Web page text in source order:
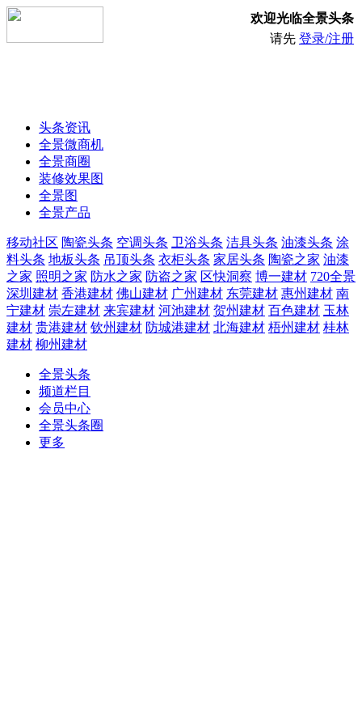
欢迎光临全景头条
请先 登录/注册
头条资讯
全景微商机
全景商圈
装修效果图
全景图
全景产品
移动社区 陶瓷头条 空调头条 卫浴头条 洁具头条 油漆头条 涂
料头条 地板头条 吊顶头条 衣柜头条 家居头条 陶瓷之家 油漆
之家 照明之家 防水之家 防盗之家 区快洞察 博一建材 720全景
深圳建材 香港建材 佛山建材 广州建材 东莞建材 惠州建材 南
宁建材 崇左建材 来宾建材 河池建材 贺州建材 百色建材 玉林
建材 贵港建材 钦州建材 防城港建材 北海建材 梧州建材 桂林
建材 柳州建材
全景头条
频道栏目
会员中心
全景头条圈
更多